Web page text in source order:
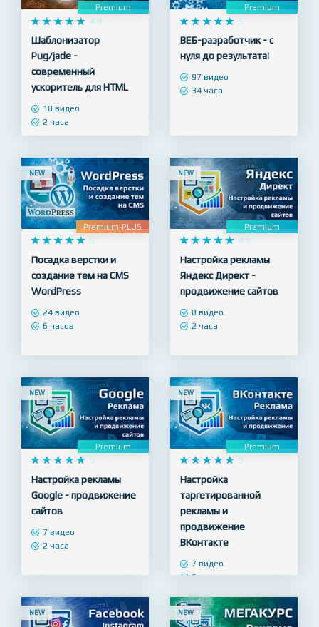
Premium
   
   
Шаблонизатор
Pug/jade -
современный
ускоритель для HTML
2 часа
    
     5
ВЕБ-разработчик - с
нуля до результата!
NEW
Premium-PLUS
    
     5
создание тем на CMS
WordPress
NEW
    
     4.9
Настройка рекламы
Яндекс Директ -
продвижение сайтов
NEW
Premium
    
     5
Google - продвижение
сайтов
NEW
    
     5
Настройка
таргетированной
продвижение
7 видео
3 часа